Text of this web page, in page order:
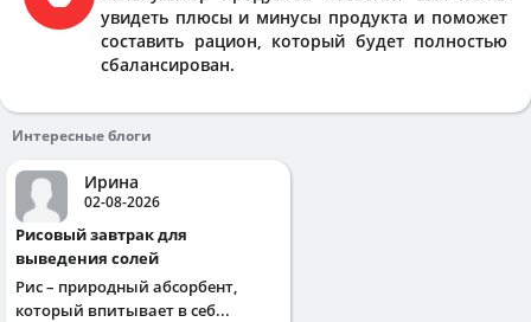
увидеть плюсы и минусы продукта и поможет
составить рацион, который будет полностью
сбалансирован.
Интересные блоги
Ирина
02-08-2026
Рисовый завтрак для
выведения солей
Рис – природный абсорбент,
который впитывает в себ...